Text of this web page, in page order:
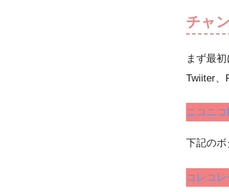
チャ
まず最
Twiiter、
ニコニ
下記のボ
コレコ